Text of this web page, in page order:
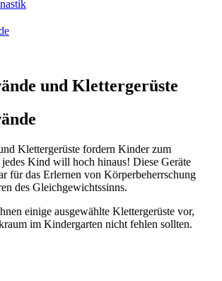
und Klettergerüste
Klettergerüste fordern Kinder zum
Kind will hoch hinaus! Diese Geräte
für das Erlernen von Körperbeherrschung
des Gleichgewichtssinns.
einige ausgewählte Klettergerüste vor,
im Kindergarten nicht fehlen sollten.